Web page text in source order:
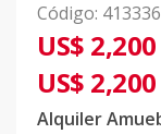
Código: 413336
US$ 2,200
US$ 2,200